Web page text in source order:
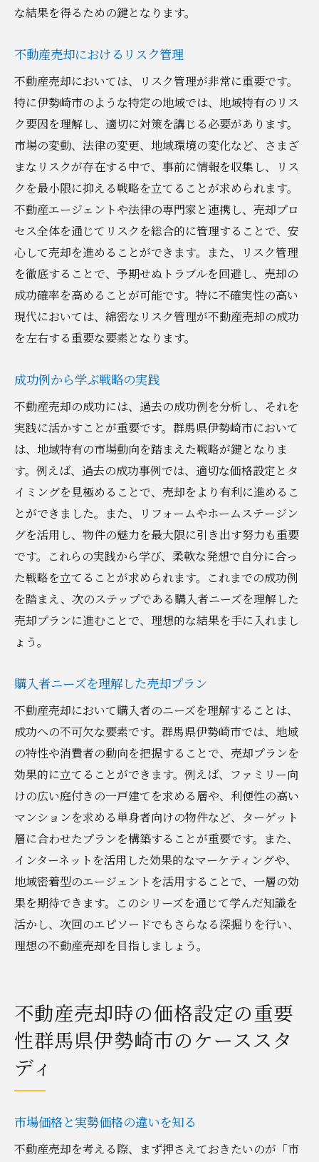
な結果を得るための鍵となります。
不動産売却におけるリスク管理
不動産売却においては、リスク管理が非常に重要です。
特に伊勢崎市のような特定の地域では、地域特有のリス
ク要因を理解し、適切に対策を講じる必要があります。
市場の変動、法律の変更、地域環境の変化など、さまざ
まなリスクが存在する中で、事前に情報を収集し、リス
クを最小限に抑える戦略を立てることが求められます。
不動産エージェントや法律の専門家と連携し、売却プロ
セス全体を通じてリスクを総合的に管理することで、安
心して売却を進めることができます。また、リスク管理
を徹底することで、予期せぬトラブルを回避し、売却の
成功確率を高めることが可能です。特に不確実性の高い
現代においては、綿密なリスク管理が不動産売却の成功
を左右する重要な要素となります。
成功例から学ぶ戦略の実践
不動産売却の成功には、過去の成功例を分析し、それを
実践に活かすことが重要です。群馬県伊勢崎市において
は、地域特有の市場動向を踏まえた戦略が鍵となりま
す。例えば、過去の成功事例では、適切な価格設定とタ
イミングを見極めることで、売却をより有利に進めるこ
とができました。また、リフォームやホームステージン
グを活用し、物件の魅力を最大限に引き出す努力も重要
です。これらの実践から学び、柔軟な発想で自分に合っ
た戦略を立てることが求められます。これまでの成功例
を踏まえ、次のステップである購入者ニーズを理解した
売却プランに進むことで、理想的な結果を手に入れまし
ょう。
購入者ニーズを理解した売却プラン
不動産売却において購入者のニーズを理解することは、
成功への不可欠な要素です。群馬県伊勢崎市では、地域
の特性や消費者の動向を把握することで、売却プランを
効果的に立てることができます。例えば、ファミリー向
けの広い庭付きの一戸建てを求める層や、利便性の高い
マンションを求める単身者向けの物件など、ターゲット
層に合わせたプランを構築することが重要です。また、
インターネットを活用した効果的なマーケティングや、
地域密着型のエージェントを活用することで、一層の効
果を期待できます。このシリーズを通じて学んだ知識を
活かし、次回のエピソードでもさらなる深掘りを行い、
理想の不動産売却を目指しましょう。
不動産売却時の価格設定の重要
性群馬県伊勢崎市のケーススタ
ディ
市場価格と実勢価格の違いを知る
不動産売却を考える際、まず押さえておきたいのが「市